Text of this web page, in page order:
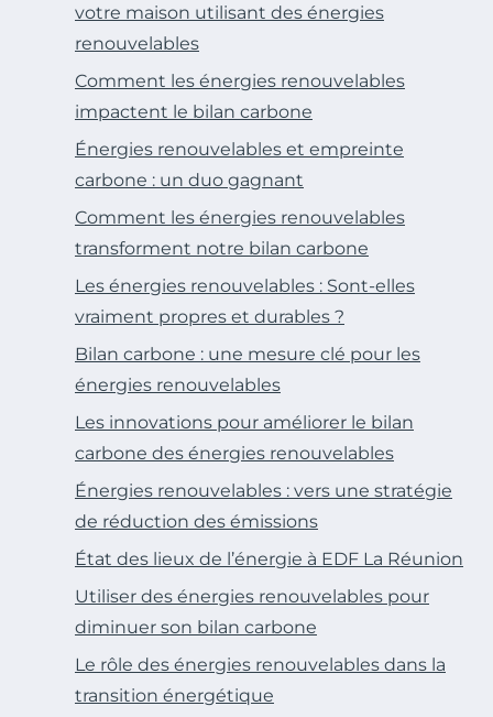
votre maison utilisant des énergies
renouvelables
Comment les énergies renouvelables
impactent le bilan carbone
Énergies renouvelables et empreinte
carbone : un duo gagnant
Comment les énergies renouvelables
transforment notre bilan carbone
Les énergies renouvelables : Sont-elles
vraiment propres et durables ?
Bilan carbone : une mesure clé pour les
énergies renouvelables
Les innovations pour améliorer le bilan
carbone des énergies renouvelables
Énergies renouvelables : vers une stratégie
de réduction des émissions
État des lieux de l’énergie à EDF La Réunion
Utiliser des énergies renouvelables pour
diminuer son bilan carbone
Le rôle des énergies renouvelables dans la
transition énergétique